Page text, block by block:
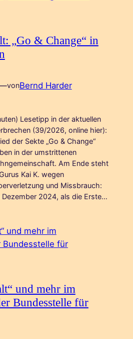
„Go & Change“ in
vonBernd Harder
Lesetipp in der aktuellen
(39/2026, online hier):
der Sekte „Go & Change“
in der umstrittenen
Am Ende steht
Kai K. wegen
und Missbrauch:
Dezember 2024, als die Erste…
und mehr im
Bundesstelle für